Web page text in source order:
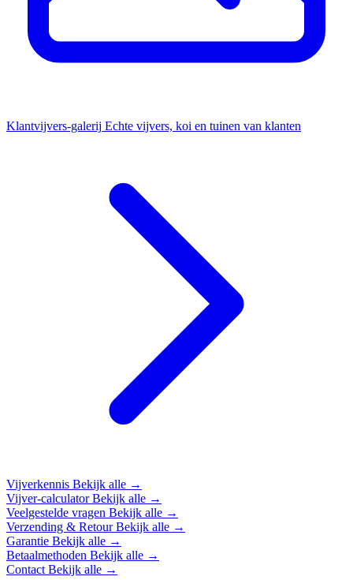
Klantvijvers-galerij Echte vijvers, koi en tuinen van klanten
Vijverkennis Bekijk alle →
Vijver-calculatorBekijk alle →
Veelgestelde vragen Bekijk alle →
Verzending & RetourBekijk alle →
Garantie Bekijk alle →
Betaalmethoden Bekijk alle →
Contact Bekijk alle →